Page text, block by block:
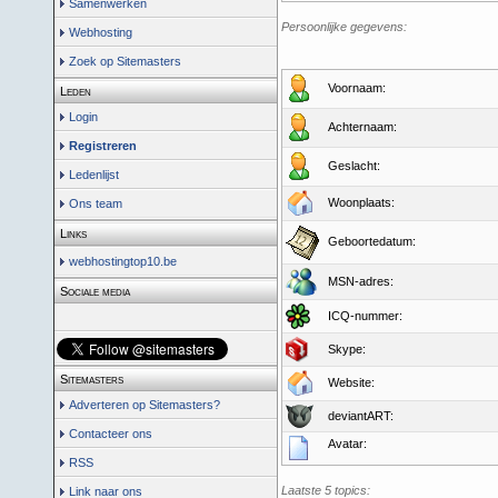
Samenwerken
Webhosting
Zoek op Sitemasters
Leden
Login
Registreren
Ledenlijst
Ons team
Links
webhostingtop10.be
Sociale media
Sitemasters
Adverteren op Sitemasters?
Contacteer ons
RSS
Link naar ons
Persoonlijke gegevens:
Voornaam:
Achternaam:
Geslacht:
Woonplaats:
Geboortedatum:
MSN-adres:
ICQ-nummer:
Skype:
Website:
deviantART:
Avatar:
Laatste 5 topics: